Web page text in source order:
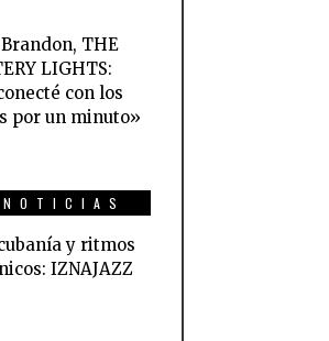
THE
LIGHTS:
con los
por un minuto»
y ritmos
IZNAJAZZ